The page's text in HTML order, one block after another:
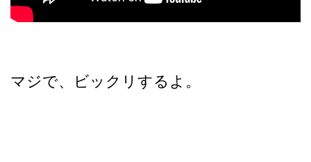
マジで、ビックリするよ。